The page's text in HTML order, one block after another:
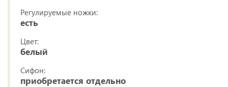
Регулируемые ножки:
есть
Цвет:
белый
Сифон:
приобретается отдельно